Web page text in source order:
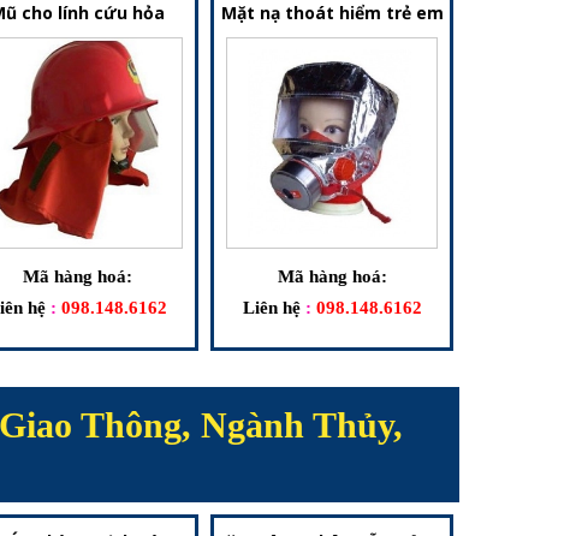
cho lính cứu hỏa
Mã hàng hoá:
hệ : 098.148.6162
Mặt nạ thoát hiểm trẻ em
Mã hàng hoá:
Liên hệ : 098.148.6162
Thông, Ngành Thủy,